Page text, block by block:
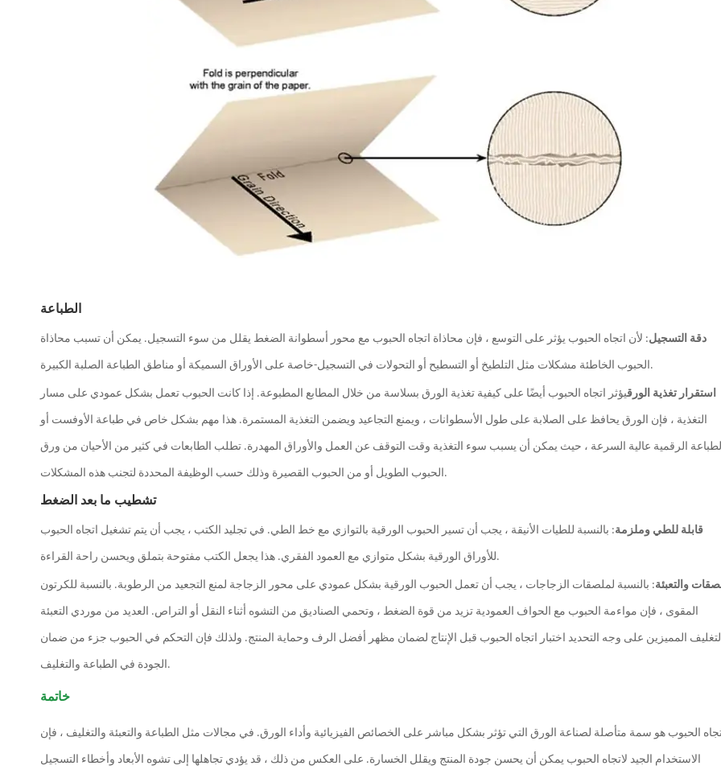
الطباعة
دقة التسجيل: لأن اتجاه الحبوب يؤثر على التوسع ، فإن محاذاة اتجاه الحبوب مع محور أسطوانة الضغط يقلل من سوء التسجيل. يمكن أن تسبب محاذاة
الحبوب الخاطئة مشكلات مثل التلطيخ أو التسطيح أو التحولات في التسجيل-خاصة على الأوراق السميكة أو مناطق الطباعة الصلبة الكبيرة.
استقرار تغذية الورقيؤثر اتجاه الحبوب أيضًا على كيفية تغذية الورق بسلاسة من خلال المطابع المطبوعة. إذا كانت الحبوب تعمل بشكل عمودي على مسار
التغذية ، فإن الورق يحافظ على الصلابة على طول الأسطوانات ، ويمنع التجاعيد ويضمن التغذية المستمرة. هذا مهم بشكل خاص في طباعة الأوفست أو
الرقمية عالية السرعة ، حيث يمكن أن يسبب سوء التغذية وقت التوقف عن العمل والأوراق المهدرة. تطلب الطابعات في كثير من الأحيان من ورق
الحبوب الطويل أو من الحبوب القصيرة وذلك حسب الوظيفة المحددة لتجنب هذه المشكلات.
تشطيب ما بعد الضغط
قابلة للطي وملزمة: بالنسبة للطيات الأنيقة ، يجب أن تسير الحبوب الورقية بالتوازي مع خط الطي. في تجليد الكتب ، يجب أن يتم تشغيل اتجاه الحبوب
للأوراق الورقية بشكل متوازي مع العمود الفقري. هذا يجعل الكتب مفتوحة بتملق ويحسن راحة القراءة.
والتعبئة: بالنسبة لملصقات الزجاجات ، يجب أن تعمل الحبوب الورقية بشكل عمودي على محور الزجاجة لمنع التجعيد من الرطوبة. بالنسبة للكرتون
المقوى ، فإن مواءمة الحبوب مع الحواف العمودية تزيد من قوة الضغط ، وتحمي الصناديق من التشوه أثناء النقل أو التراص. العديد من موردي التعبئة
المميزين على وجه التحديد اختبار اتجاه الحبوب قبل الإنتاج لضمان مظهر أفضل الرف وحماية المنتج. ولذلك فإن التحكم في الحبوب جزء من ضمان
الجودة في الطباعة والتغليف.
خاتمة
الحبوب هو سمة متأصلة لصناعة الورق التي تؤثر بشكل مباشر على الخصائص الفيزيائية وأداء الورق. في مجالات مثل الطباعة والتعبئة والتغليف ، فإن
الاستخدام الجيد لاتجاه الحبوب يمكن أن يحسن جودة المنتج ويقلل الخسارة. على العكس من ذلك ، قد يؤدي تجاهلها إلى تشوه الأبعاد وأخطاء التسجيل